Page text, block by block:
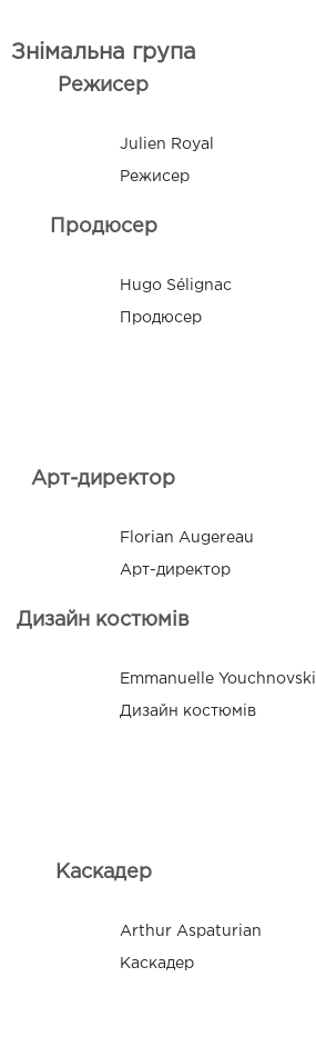
Знімальна група
Режисер
Julien Royal
Режисер
Продюсер
Hugo Sélignac
Продюсер
Арт-директор
Florian Augereau
Арт-директор
Дизайн костюмів
Emmanuelle Youchnovski
Дизайн костюмів
Каскадер
Arthur Aspaturian
Каскадер